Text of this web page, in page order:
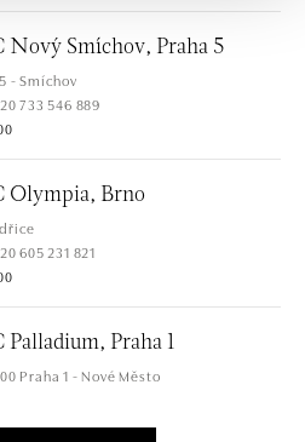
Nový Smíchov, Praha 5
- Smíchov
733 546 889
Olympia, Brno
605 231 821
Praha 1
Praha 1 - Nové Město